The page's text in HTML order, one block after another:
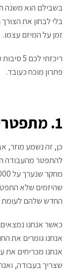
בשבילם הוא משנה
בלי לבחון את
זמן על המיזם עצמו.
ריכזתי
פתרון מוכח כעובד.
1. מתפטרים מה-Day Job
כן, זה נשמע מוזר,
להתפטר מהעבודה
מחקר
החדש שלהם לעומת
כאשר אנחנו
אנחנו גומרים את
אנחנו מכריחים את
שצריך בעבודה,